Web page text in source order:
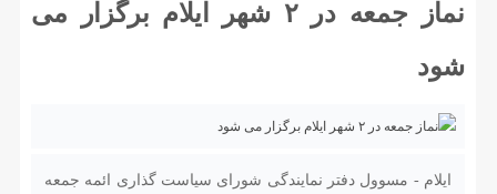
نماز جمعه در ۲ شهر ایلام برگزار می
شود
ایلام‌ - مسوول دفتر نمایندگی شورای سیاست گذاری ائمه جمعه